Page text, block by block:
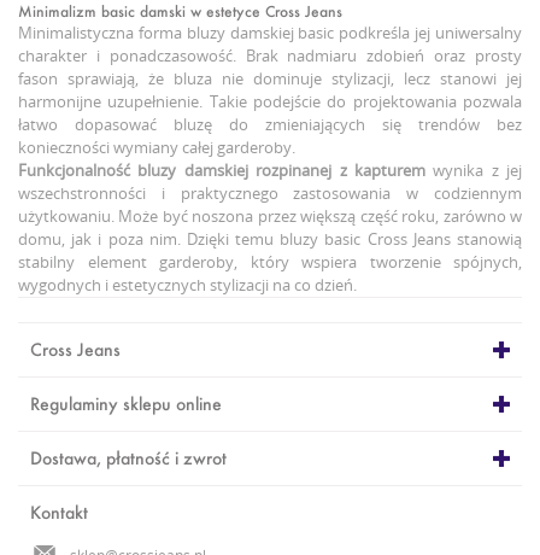
Minimalizm basic damski w estetyce Cross Jeans
Minimalistyczna forma bluzy damskiej basic podkreśla jej uniwersalny
charakter i ponadczasowość. Brak nadmiaru zdobień oraz prosty
fason sprawiają, że bluza nie dominuje stylizacji, lecz stanowi jej
harmonijne uzupełnienie. Takie podejście do projektowania pozwala
łatwo dopasować bluzę do zmieniających się trendów bez
konieczności wymiany całej garderoby.
Funkcjonalność bluzy damskiej rozpinanej z kapturemwynika z jej
wszechstronności i praktycznego zastosowania w codziennym
użytkowaniu. Może być noszona przez większą część roku, zarówno w
domu, jak i poza nim. Dzięki temu bluzy basic Cross Jeans stanowią
stabilny element garderoby, który wspiera tworzenie spójnych,
wygodnych i estetycznych stylizacji na co dzień.
Cross Jeans
Regulaminy sklepu online
Dostawa, płatność i zwrot
Kontakt